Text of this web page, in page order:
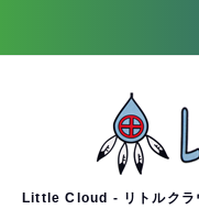
Little Cloud - リトルクラ